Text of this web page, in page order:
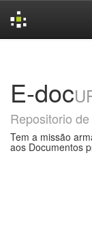
E-doc
Repositorio
Tem a missão
aos Documentos